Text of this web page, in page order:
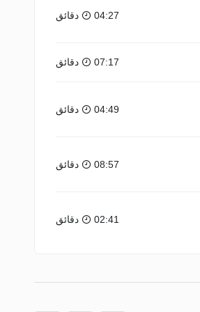
04:27 دقائق
07:17 دقائق
04:49 دقائق
08:57 دقائق
02:41 دقائق